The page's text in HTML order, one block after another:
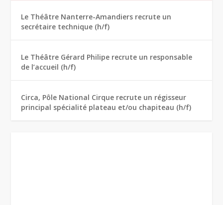
Le Théâtre Nanterre-Amandiers recrute un
secrétaire technique (h/f)
Le Théâtre Gérard Philipe recrute un responsable
de l’accueil (h/f)
Circa, Pôle National Cirque recrute un régisseur
principal spécialité plateau et/ou chapiteau (h/f)